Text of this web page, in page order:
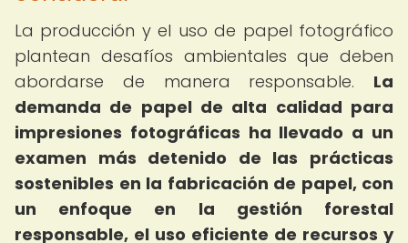
La producción y el uso de papel fotográfico
plantean desafíos ambientales que deben
abordarse de manera responsable. La
demanda de papel de alta calidad para
impresiones fotográficas ha llevado a un
examen más detenido de las prácticas
sostenibles en la fabricación de papel, con
un enfoque en la gestión forestal
responsable, el uso eficiente de recursos y